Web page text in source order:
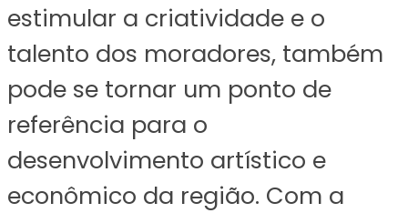
estimular a criatividade e o
talento dos moradores, também
pode se tornar um ponto de
referência para o
desenvolvimento artístico e
econômico da região. Com a